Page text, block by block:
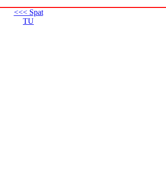
<<< Spat
TU